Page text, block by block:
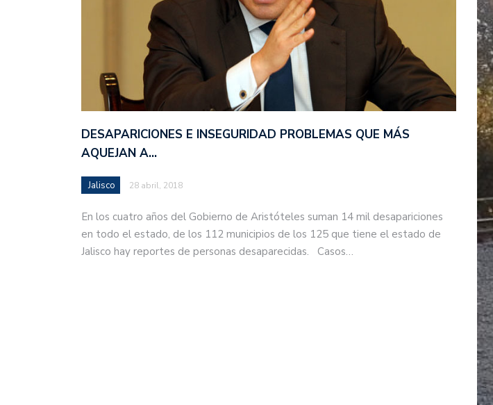
DESAPARICIONES E INSEGURIDAD PROBLEMAS QUE MÁS
AQUEJAN A…
Jalisco 28 abril, 2018
En los cuatro años del Gobierno de Aristóteles suman 14 mil desapariciones
en todo el estado, de los 112 municipios de los 125 que tiene el estado de
Jalisco hay reportes de personas desaparecidas. Casos…